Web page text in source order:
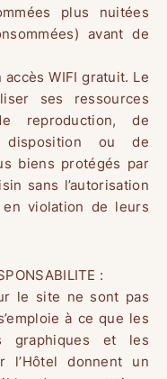
plus nuitées
avant de
WIFI gratuit. Le
ses ressources
reproduction, de
ou de
biens protégés par
sans l’autorisation
violation de leurs
:
le site ne sont pas
à ce que les
graphiques et les
l’Hôtel donnent un